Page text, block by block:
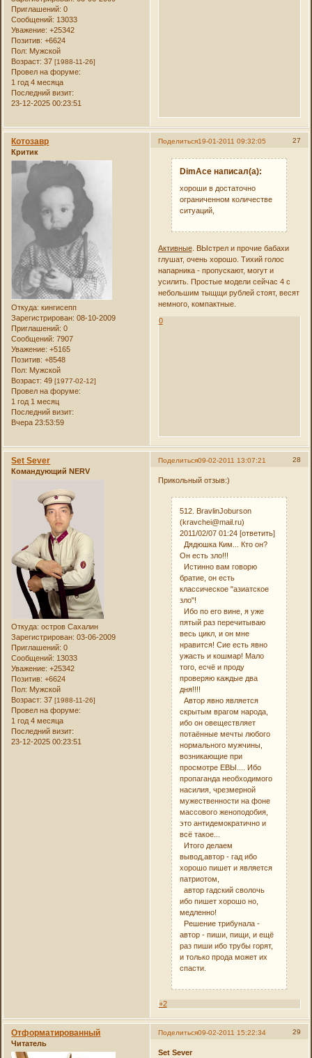
Приглашений: 0
Сообщений: 13033
Уважение: +25342
Позитив: +6624
Пол: Мужской
Возраст: 37[1988-11-26]
Провел на форуме:
1 год 4 месяца
Последний визит:
23-12-2025 00:23:51
Поделиться 27
19-01-2011 09:32:05
Котозавр
Критик
Откуда: кингисепп
Зарегистрирован: 08-10-2009
Приглашений: 0
Сообщений: 7907
Уважение: +5165
Позитив: +8548
Пол: Мужской
Возраст: 49[1977-02-12]
Провел на форуме:
1 год 1 месяц
Последний визит:
Вчера 23:53:59
DimAce написал(а):
хороши в достаточно
ограниченном количестве
ситуаций,
Активные. ВЫстрел и прочие бабахи
глушат, очень хорошо. Тихий голос
напарника - пропускают, могут и
усилить. Простые модели сейчас 4 с
небольшим тыщщи рублей стоят, весят
немного, компактные.
0
Поделиться 28
09-02-2011 13:07:21
Set Sever
Командующий NERV
Откуда: остров Сахалин
Зарегистрирован: 03-06-2009
Приглашений: 0
Сообщений: 13033
Уважение: +25342
Позитив: +6624
Пол: Мужской
Возраст: 37[1988-11-26]
Провел на форуме:
1 год 4 месяца
Последний визит:
23-12-2025 00:23:51
Прикольный отзыв:)
512. BravlinJoburson
(kravchei@mail.ru)
2011/02/07 01:24 [ответить]
Дядюшка Ким... Кто он?
Он есть зло!!!
Истинно вам говорю
братие, он есть
классическое "азиатское
зло"!
Ибо по его вине, я уже
пятый раз перечитываю
весь цикл, и он мне
нравится! Сие есть явно
ужасть и кошмар! Мало
того, есчё и проду
проверяю каждые два
дня!!!!
Автор явно является
скрытым врагом народа,
ибо он овеществляет
потаённые мечты любого
нормального мужчины,
возникающие при
просмотре ЕВЫ.... Ибо
пропаганда необходимого
насилия, чрезмерной
мужественности на фоне
массового женоподобия,
это антидемократично и
всё такое...
Итого делаем
вывод,автор - гад ибо
хорошо пишет и является
патриотом,
автор гадский сволочь
ибо пишет хорошо но,
медленно!
Решение трибунала -
автор - пиши, пищи, и ещё
раз пиши ибо трубы горят,
и только прода может их
спасти.
+2
Поделиться 29
09-02-2011 15:22:34
Отформатированный
Читатель
Set Sever